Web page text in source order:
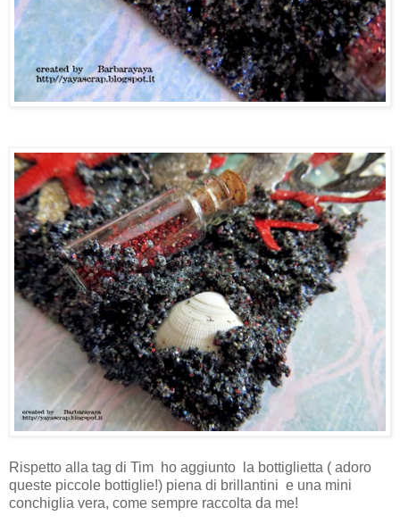
Rispetto alla tag di Tim ho aggiunto la bottiglietta ( adoro
queste piccole bottiglie!) piena di brillantini e una mini
conchiglia vera, come sempre raccolta da me!